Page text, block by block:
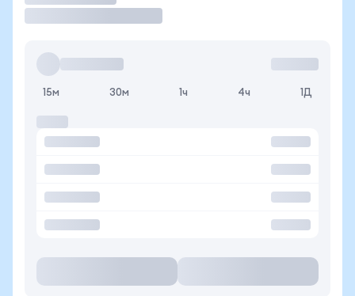
15м 30м 1ч 4ч 1Д